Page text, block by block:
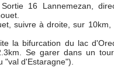
16 Lannemezan,
suivre à droite, sur
la bifurcation du lac
Se garer dans un
"val d'Estaragne").